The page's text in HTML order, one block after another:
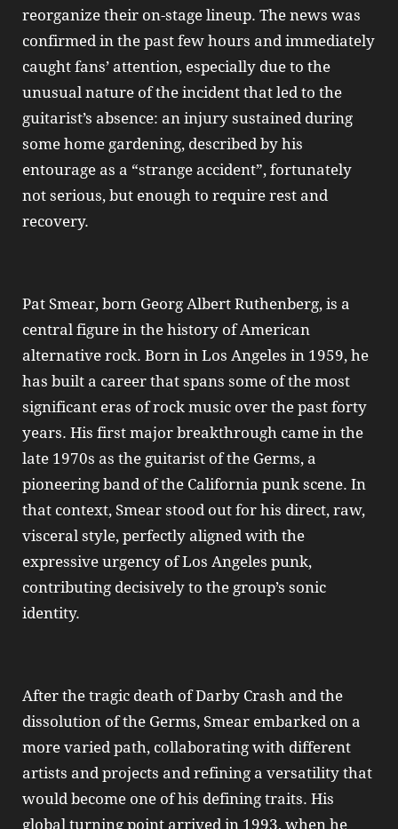
reorganize their on‑stage lineup. The news was
confirmed in the past few hours and immediately
caught fans’ attention, especially due to the
unusual nature of the incident that led to the
guitarist’s absence: an injury sustained during
some home gardening, described by his
entourage as a “strange accident”, fortunately
not serious, but enough to require rest and
recovery.
Pat Smear, born Georg Albert Ruthenberg, is a
central figure in the history of American
alternative rock. Born in Los Angeles in 1959, he
has built a career that spans some of the most
significant eras of rock music over the past forty
years. His first major breakthrough came in the
late 1970s as the guitarist of the Germs, a
pioneering band of the California punk scene. In
that context, Smear stood out for his direct, raw,
visceral style, perfectly aligned with the
expressive urgency of Los Angeles punk,
contributing decisively to the group’s sonic
identity.
After the tragic death of Darby Crash and the
dissolution of the Germs, Smear embarked on a
more varied path, collaborating with different
artists and projects and refining a versatility that
would become one of his defining traits. His
global turning point arrived in 1993, when he